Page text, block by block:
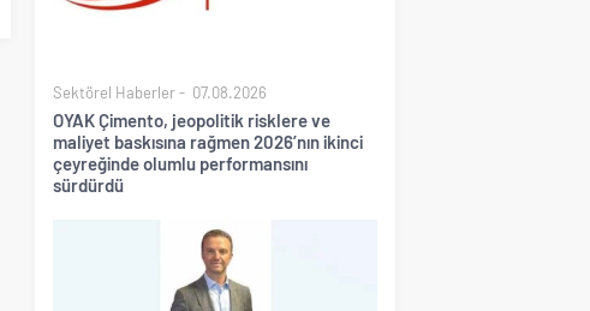
Sektörel Haberler 07.08.2026
OYAK Çimento, jeopolitik risklere ve
maliyet baskısına rağmen 2026’nın ikinci
çeyreğinde olumlu performansını
sürdürdü